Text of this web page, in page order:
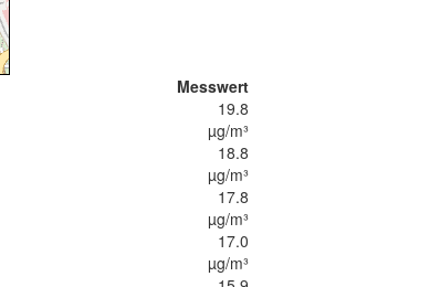
Messwert
19.8
µg/m³
18.8
µg/m³
17.8
µg/m³
17.0
µg/m³